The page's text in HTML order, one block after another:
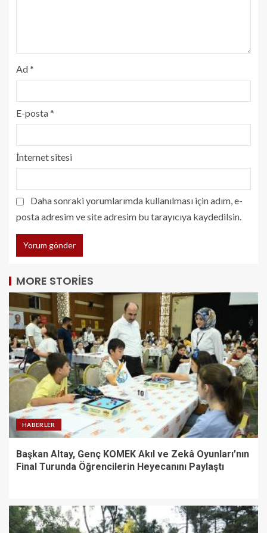
Ad*
E-posta*
İnternet sitesi
Daha sonraki yorumlarımda kullanılması için adım, e-
posta adresim ve site adresim bu tarayıcıya kaydedilsin.
MORE STORIES
HABERLER
Başkan Altay, Genç KOMEK Akıl ve Zekâ Oyunları’nın
Final Turunda Öğrencilerin Heyecanını Paylaştı